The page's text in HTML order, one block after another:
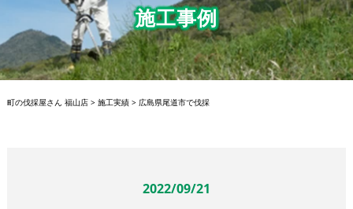
施工事例
町の伐採屋さん 福山店> 施工実績> 広島県尾道市で伐採
2022/09/21